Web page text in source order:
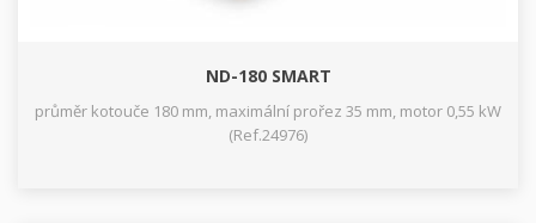
ND-180 SMART
průměr kotouče 180 mm, maximální prořez 35 mm, motor 0,55 kW
(Ref.24976)